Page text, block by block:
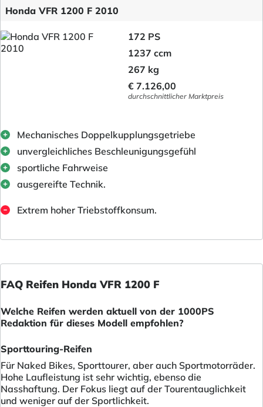
Honda VFR 1200 F 2010
172 PS
1237 ccm
267 kg
€ 7.126,00
durchschnittlicher Marktpreis
Mechanisches Doppelkupplungsgetriebe
unvergleichliches Beschleunigungsgefühl
sportliche Fahrweise
ausgereifte Technik.
Extrem hoher Triebstoffkonsum.
FAQ Reifen Honda VFR 1200 F
Welche Reifen werden aktuell von der 1000PS
Redaktion für dieses Modell empfohlen?
Sporttouring-Reifen
Für Naked Bikes, Sporttourer, aber auch Sportmotorräder.
Hohe Laufleistung ist sehr wichtig, ebenso die
Nasshaftung. Der Fokus liegt auf der Tourentauglichkeit
und weniger auf der Sportlichkeit.